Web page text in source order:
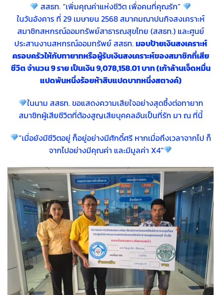
สสธท. “เพิ่มคุณค่าแห่งชีวิต เพื่อคนที่คุณรัก”
ในวันอังคาร ที่ 29 เมษายน 2568 สมาคมฌาปนกิจสงเคราะห์
สมาชิกสหกรณ์ออมทรัพย์สาธารณสุขไทย (สสธท.) และศูนย์
ประสานงานสหกรณ์ออมทรัพย์ สสธท.มอบป้ายเงินสงเคราะห์
ครอบครัวให้กับทายาทหรือผู้รับเงินสงเคราะห์ของสมาชิกที่เสีย
ชีวิต จำนวน 9 ราย เป็นเงิน 9,078,158.01 บาท (เก้าล้านเจ็ดหมื่น
แปดพันหนึ่งร้อยห้าสิบแปดบาทหนึ่งสตางค์)
ในนาม สสธท. ขอแสดงความเสียใจอย่างสุดซึ้งต่อทายาท
สมาชิกผู้เสียชีวิตที่ต้องสูญเสียบุคคลอันเป็นที่รัก มา ณ ที่นี้
”เมื่อยังมีชีวิตอยู่ ก็อยู่อย่างมีศักดิ์ศรี หากเมื่อถึงเวลาจากไป ก็
จากไปอย่างมีคุณค่า และมีมูลค่า X4″